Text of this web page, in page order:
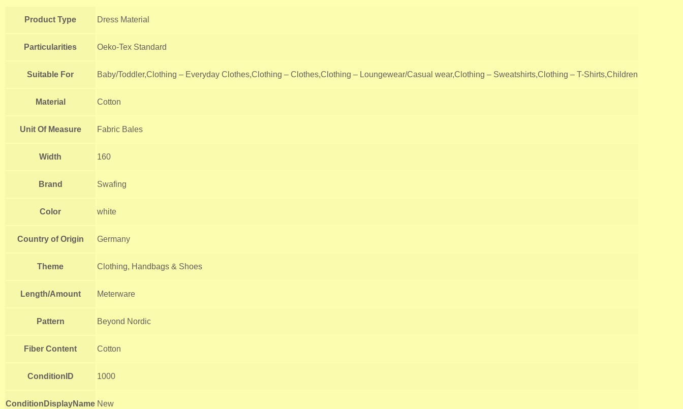
Product Type Dress Material
Particularities Oeko-Tex Standard
Suitable For Baby/Toddler,Clothing – Everyday Clothes,Clothing – Clothes,Clothing – Loungewear/Casual wear,Clothing – Sweatshirts,Clothing – T-Shirts,Children
Material Cotton
Unit Of Measure Fabric Bales
Width 160
Brand Swafing
Color white
Country of Origin Germany
Theme Clothing, Handbags & Shoes
Length/Amount Meterware
Pattern Beyond Nordic
Fiber Content Cotton
ConditionID 1000
ConditionDisplayName New